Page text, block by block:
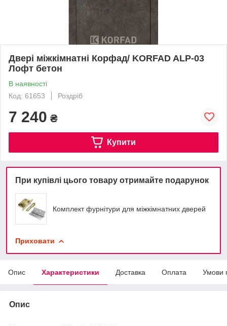
Двері міжкімнатні Корфад/ KORFAD ALP-03
Лофт бетон
В наявності
Код: 61653
Роздріб
7 240 ₴
Купити
При купівлі цього товару отримайте подарунок
Комплект фурнітури для міжкімнатних дверей
Приховати
Опис Характеристики Доставка Оплата Умови
Опис